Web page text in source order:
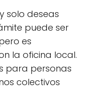
solo deseas
puede ser
es
la oficina local.
para personas
colectivos